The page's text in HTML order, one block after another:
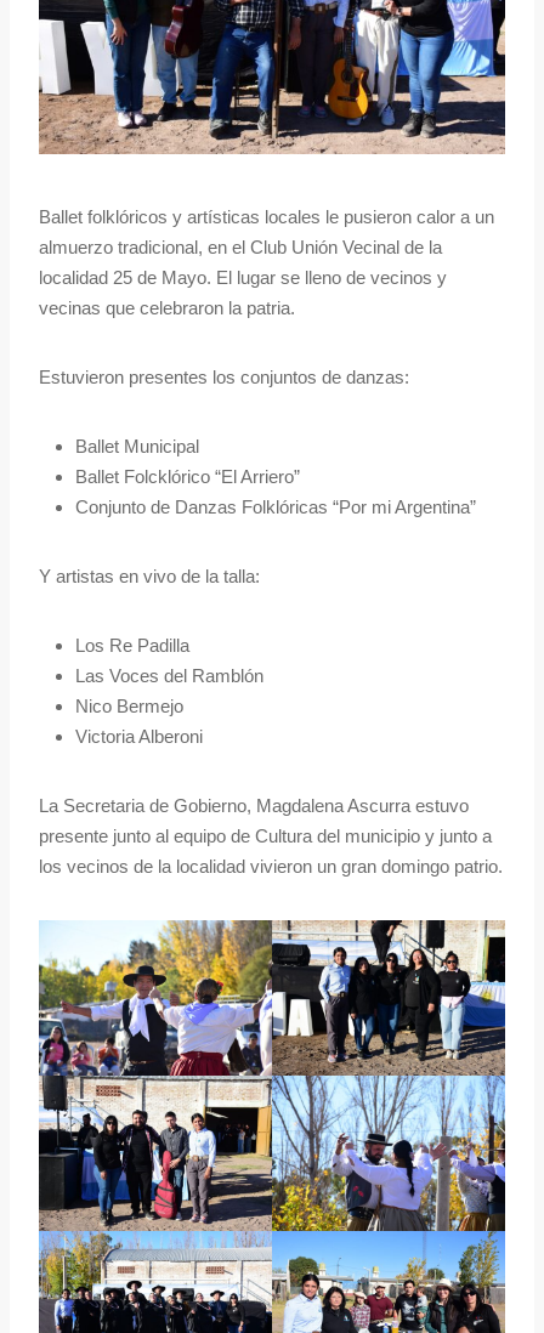
Ballet folklóricos y artísticas locales le pusieron calor a un
almuerzo tradicional, en el Club Unión Vecinal de la
localidad 25 de Mayo. El lugar se lleno de vecinos y
vecinas que celebraron la patria.
Estuvieron presentes los conjuntos de danzas:
Ballet Municipal
Ballet Folcklórico “El Arriero”
Conjunto de Danzas Folklóricas “Por mi Argentina”
Y artistas en vivo de la talla:
Los Re Padilla
Las Voces del Ramblón
Nico Bermejo
Victoria Alberoni
La Secretaria de Gobierno, Magdalena Ascurra estuvo
presente junto al equipo de Cultura del municipio y junto a
los vecinos de la localidad vivieron un gran domingo patrio.